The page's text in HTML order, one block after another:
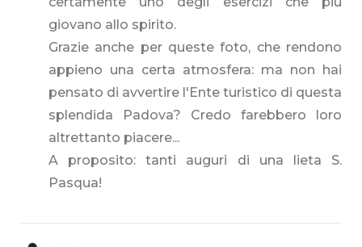
giovano allo spirito.
Grazie anche per queste foto, che rendono
appieno una certa atmosfera: ma non hai
pensato di avvertire l'Ente turistico di questa
splendida Padova? Credo farebbero loro
altrettanto piacere...
A proposito: tanti auguri di una lieta S.
Pasqua!